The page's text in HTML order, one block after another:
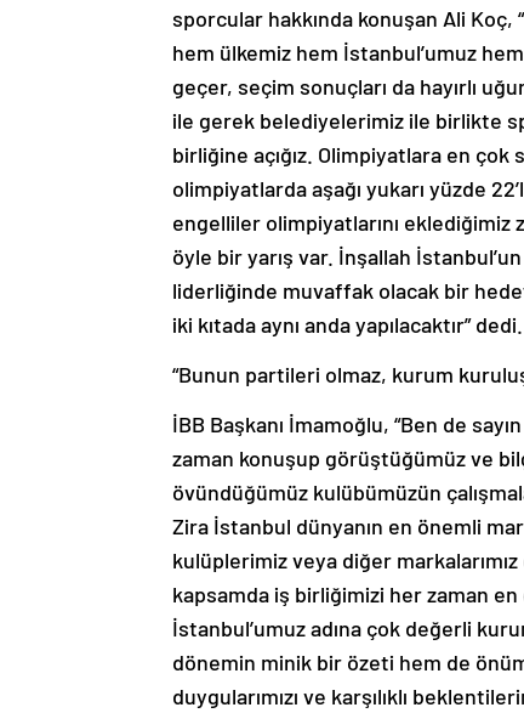
sporcular hakkında konuşan Ali
hem ülkemiz hem İstanbul’umuz
geçer, seçim sonuçları da hayırlı
ile gerek belediyelerimiz ile birlikte
birliğine açığız. Olimpiyatlara en
olimpiyatlarda aşağı yukarı yüzde
engelliler olimpiyatlarını eklediğimiz
öyle bir yarış var. İnşallah
liderliğinde muvaffak olacak bir
iki kıtada aynı anda yapılacaktır” dedi.
“Bunun partileri olmaz, kurum
İBB Başkanı İmamoğlu, “Ben de
zaman konuşup görüştüğümüz ve
övündüğümüz kulübümüzün
Zira İstanbul dünyanın en önemli
kulüplerimiz veya diğer
kapsamda iş birliğimizi her zaman
İstanbul’umuz adına çok değerli
dönemin minik bir özeti hem de
duygularımızı ve karşılıklı